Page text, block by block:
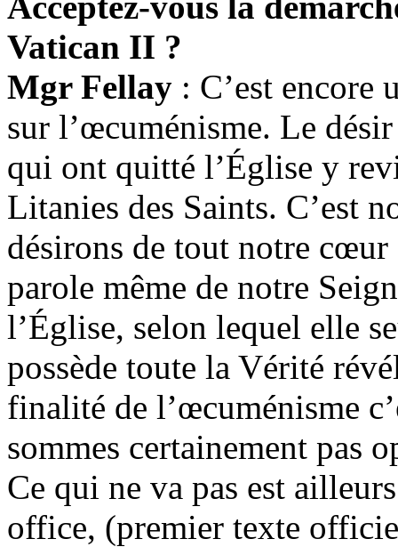
Vatican II ?
Mgr Fellay : C’est
sur l’œcuménisme. Le
qui ont quitté l’Église y
Litanies des Saints. C’est
désirons de tout notre
parole même de notre
l’Église, selon lequel elle
possède toute la Vérité
finalité de l’œcuménisme
sommes certainement pas
Ce qui ne va pas est
office, (premier texte